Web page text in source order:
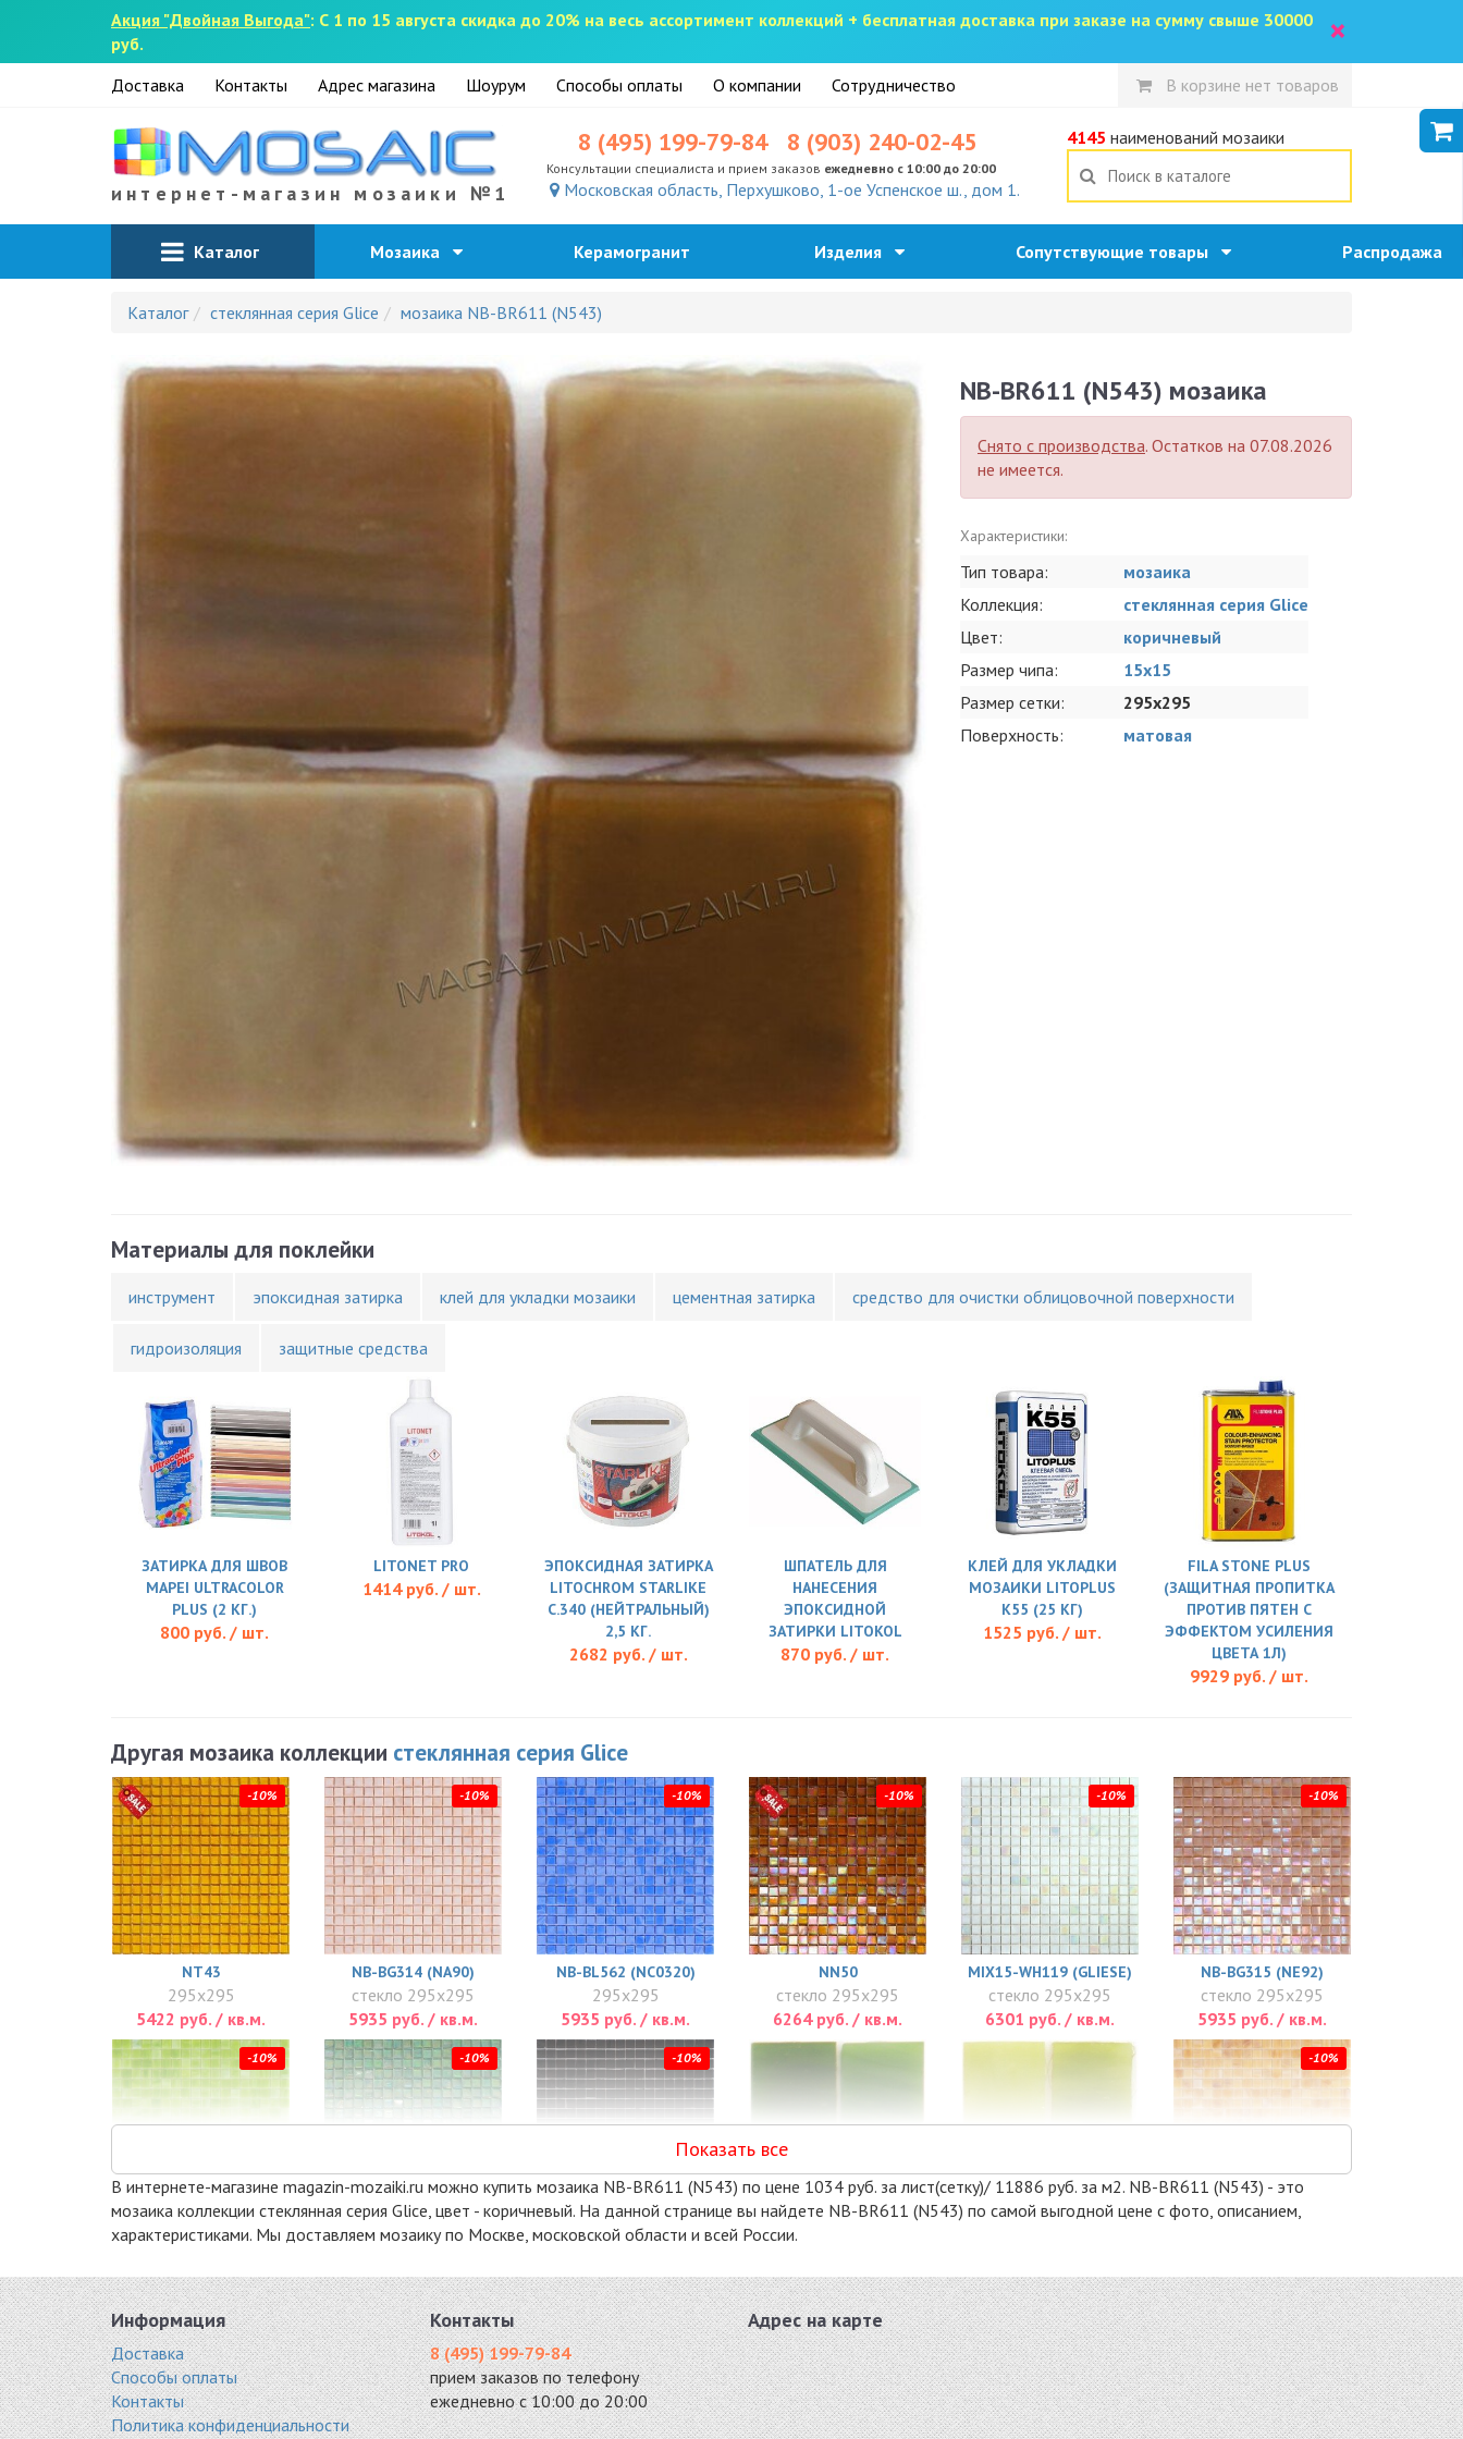
Акция "Двойная Выгода": С 1 по 15 августа скидка до 20% на весь ассортимент коллекций + бесплатная доставка при заказе на сумму свыше 30000
руб.
×
Доставка Контакты Адрес магазина Шоурум Способы оплаты О компании Сотрудничество В корзине нет товаров
интернет-магазин мозаики №1
8 (495) 199-79-84 8 (903) 240-02-45
Консультации специалиста и прием заказов ежедневно с 10:00 до 20:00
Московская область, Перхушково, 1-ое Успенское ш., дом 1.
4145 наименований мозаики
Каталог Мозаика Керамогранит Изделия Сопутствующие товары Распродажа
Каталог стеклянная серия Glice мозаика NB-BR611 (N543)
NB-BR611 (N543) мозаика
Снято с производства. Остатков на 07.08.2026
не имеется.
Характеристики:
Тип товара:
мозаика
Коллекция:
стеклянная серия Glice
Цвет:
коричневый
Размер чипа:
15x15
Размер сетки:
295x295
Поверхность:
матовая
Материалы для поклейки
инструмент эпоксидная затирка клей для укладки мозаики цементная затирка средство для очистки облицовочной поверхности
гидроизоляция защитные средства
ЗАТИРКА ДЛЯ ШВОВ
MAPEI ULTRACOLOR
PLUS (2 КГ.)
800 руб. / шт.
LITONET PRO
1414 руб. / шт.
ЭПОКСИДНАЯ ЗАТИРКА
LITOCHROM STARLIKE
C.340 (НЕЙТРАЛЬНЫЙ)
2,5 КГ.
2682 руб. / шт.
ШПАТЕЛЬ ДЛЯ
НАНЕСЕНИЯ
ЭПОКСИДНОЙ
ЗАТИРКИ LITOKOL
870 руб. / шт.
КЛЕЙ ДЛЯ УКЛАДКИ
МОЗАИКИ LITOPLUS
K55 (25 КГ)
1525 руб. / шт.
FILA STONE PLUS
(ЗАЩИТНАЯ ПРОПИТКА
ПРОТИВ ПЯТЕН С
ЭФФЕКТОМ УСИЛЕНИЯ
ЦВЕТА 1Л)
9929 руб. / шт.
Другая мозаика коллекции стеклянная серия Glice
-10%
NT43
295x295
5422 руб. / кв.м.
-10%
NB-BG314 (NA90)
стекло 295x295
5935 руб. / кв.м.
-10%
NB-BL562 (NC0320)
295x295
5935 руб. / кв.м.
-10%
NN50
стекло 295x295
6264 руб. / кв.м.
-10%
MIX15-WH119 (GLIESE)
стекло 295x295
6301 руб. / кв.м.
-10%
NB-BG315 (NE92)
стекло 295x295
5935 руб. / кв.м.
-10%
SM35
7546 руб. / кв.м.
-10%
NG21
7766 руб. / кв.м.
-10%
SM31
7986 руб. / кв.м.
8141 руб. / кв.м.
8385 руб. / кв.м.
-10%
8719 руб. / кв.м.
-10% -10% -10% -10% -10% -10%
Показать все
В интернете-магазине magazin-mozaiki.ru можно купить мозаика NB-BR611 (N543) по цене 1034 руб. за лист(сетку)/ 11886 руб. за м2. NB-BR611 (N543) - это
мозаика коллекции стеклянная серия Glice, цвет - коричневый. На данной странице вы найдете NB-BR611 (N543) по самой выгодной цене с фото, описанием,
характеристиками. Мы доставляем мозаику по Москве, московской области и всей России.
Информация
Доставка
Способы оплаты
Контакты
Политика конфиденциальности
Контакты
8 (495) 199-79-84
прием заказов по телефону
ежедневно с 10:00 до 20:00
Адрес на карте